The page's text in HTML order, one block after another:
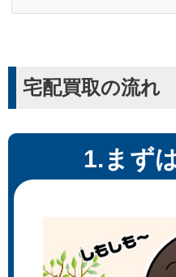
宅配買取の流れ
1.まず